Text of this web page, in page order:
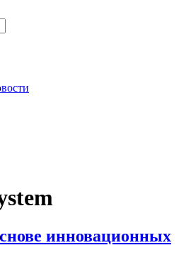
инновационных